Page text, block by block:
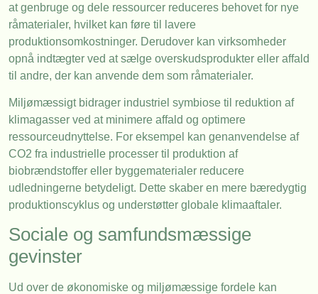
at genbruge og dele ressourcer reduceres behovet for nye
råmaterialer, hvilket kan føre til lavere
produktionsomkostninger. Derudover kan virksomheder
opnå indtægter ved at sælge overskudsprodukter eller affald
til andre, der kan anvende dem som råmaterialer.
Miljømæssigt bidrager industriel symbiose til reduktion af
klimagasser ved at minimere affald og optimere
ressourceudnyttelse. For eksempel kan genanvendelse af
CO2 fra industrielle processer til produktion af
biobrændstoffer eller byggematerialer reducere
udledningerne betydeligt. Dette skaber en mere bæredygtig
produktionscyklus og understøtter globale klimaaftaler.
Sociale og samfundsmæssige
gevinster
Ud over de økonomiske og miljømæssige fordele kan